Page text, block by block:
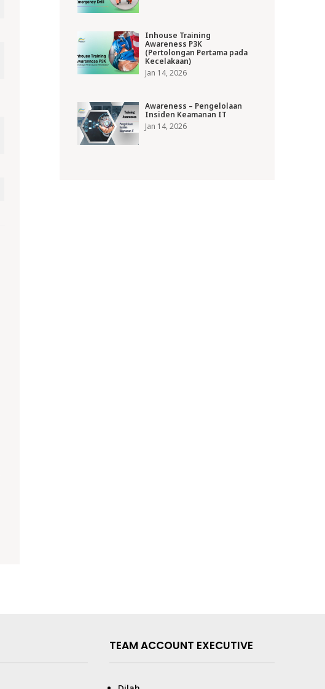
Inhouse Training
Awareness P3K
(Pertolongan Pertama pada
Kecelakaan)
Jan 14, 2026
Awareness – Pengelolaan
Insiden Keamanan IT
Jan 14, 2026
TEAM ACCOUNT EXECUTIVE